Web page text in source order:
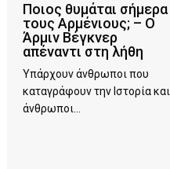
Ποιος θυμάται σήμερα
τους Αρμένιους; – Ο
Άρμιν Βέγκνερ
απέναντι στη λήθη
Υπάρχουν άνθρωποι που
καταγράφουν την Ιστορία και
άνθρωποι...